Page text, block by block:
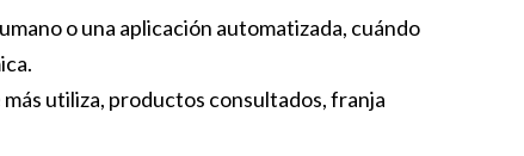
o una aplicación automatizada, cuándo
utiliza, productos consultados, franja